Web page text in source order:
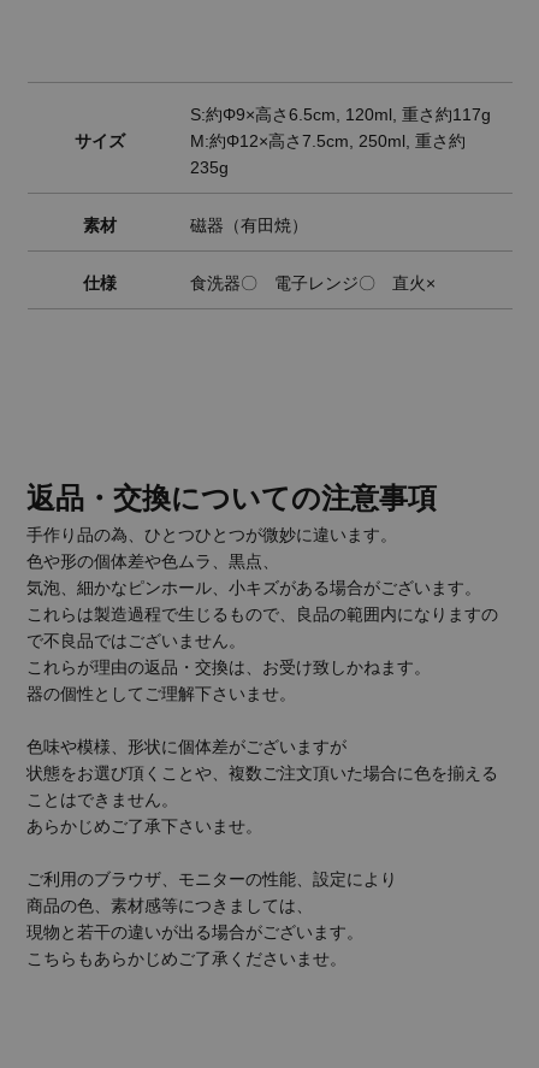
サイズ
S:約Φ9×高さ6.5cm, 120ml, 重さ約117g
M:約Φ12×高さ7.5cm, 250ml, 重さ約
235g
素材 磁器（有田焼）
仕様 食洗器〇 電子レンジ〇 直火×
返品・交換についての注意事項
手作り品の為、ひとつひとつが微妙に違います。
色や形の個体差や色ムラ、黒点、
気泡、細かなピンホール、小キズがある場合がございます。
これらは製造過程で生じるもので、良品の範囲内になりますの
で不良品ではございません。
これらが理由の返品・交換は、お受け致しかねます。
器の個性としてご理解下さいませ。
色味や模様、形状に個体差がございますが
状態をお選び頂くことや、複数ご注文頂いた場合に色を揃える
ことはできません。
あらかじめご了承下さいませ。
ご利用のブラウザ、モニターの性能、設定により
商品の色、素材感等につきましては、
現物と若干の違いが出る場合がございます。
こちらもあらかじめご了承くださいませ。